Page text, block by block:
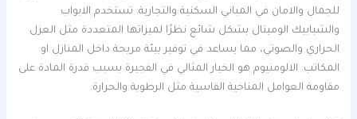
للجمال والامان في المباني السكنية والتجارية. تستخدم الابواب
والشبابيك الوميتال بشكل شائع نظرًا لميزاتها المتعددة مثل العزل
الحراري والصوتي، مما يساعد في توفير بيئة مريحة داخل المنازل او
المكاتب. الالومنيوم هو الخيار المثالي في الفجيرة بسبب قدرة المادة على
مقاومة العوامل المناخية القاسية مثل الرطوبة والحرارة.